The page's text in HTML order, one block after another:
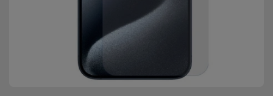
Reconditionnés